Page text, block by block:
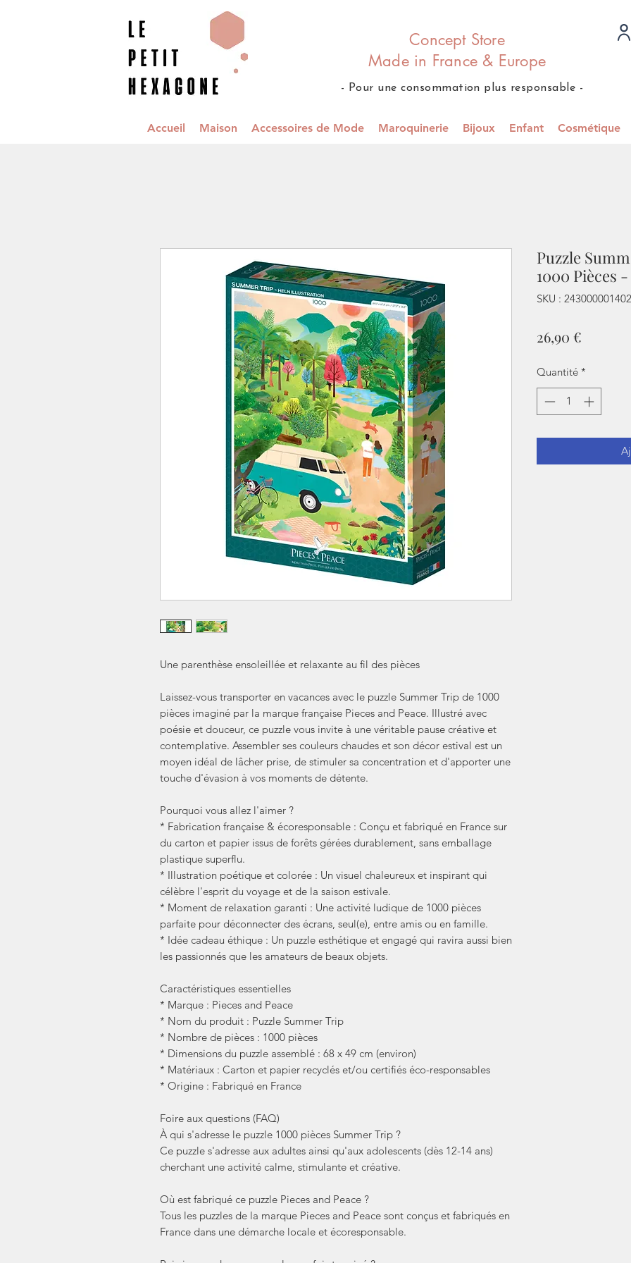
Concept Store
Made in France & Europe
- Pour une consommation plus responsable -
Accueil Maison Accessoires de Mode Maroquinerie Bijoux Enfant Cosmétique
Une parenthèse ensoleillée et relaxante au fil des pièces
Laissez-vous transporter en vacances avec le puzzle Summer Trip de 1000
pièces imaginé par la marque française Pieces and Peace. Illustré avec
poésie et douceur, ce puzzle vous invite à une véritable pause créative et
contemplative. Assembler ses couleurs chaudes et son décor estival est un
moyen idéal de lâcher prise, de stimuler sa concentration et d'apporter une
touche d'évasion à vos moments de détente.
Pourquoi vous allez l'aimer ?
* Fabrication française & écoresponsable : Conçu et fabriqué en France sur
du carton et papier issus de forêts gérées durablement, sans emballage
plastique superflu.
* Illustration poétique et colorée : Un visuel chaleureux et inspirant qui
célèbre l'esprit du voyage et de la saison estivale.
* Moment de relaxation garanti : Une activité ludique de 1000 pièces
parfaite pour déconnecter des écrans, seul(e), entre amis ou en famille.
* Idée cadeau éthique : Un puzzle esthétique et engagé qui ravira aussi bien
les passionnés que les amateurs de beaux objets.
Caractéristiques essentielles
* Marque : Pieces and Peace
* Nom du produit : Puzzle Summer Trip
* Nombre de pièces : 1000 pièces
* Dimensions du puzzle assemblé : 68 x 49 cm (environ)
* Matériaux : Carton et papier recyclés et/ou certifiés éco-responsables
* Origine : Fabriqué en France
Foire aux questions (FAQ)
À qui s'adresse le puzzle 1000 pièces Summer Trip ?
Ce puzzle s'adresse aux adultes ainsi qu'aux adolescents (dès 12-14 ans)
cherchant une activité calme, stimulante et créative.
Où est fabriqué ce puzzle Pieces and Peace ?
Tous les puzzles de la marque Pieces and Peace sont conçus et fabriqués en
France dans une démarche locale et écoresponsable.
Puzzle
1000 Pièces
SKU :
26,90 €
Quantité *